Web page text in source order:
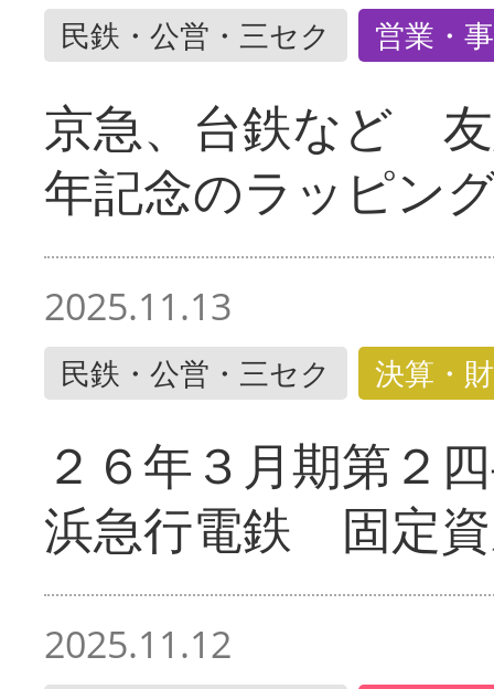
民鉄・公営・三セク 営業・
京急、台鉄など
年記念のラッピン
2025.11.13
民鉄・公営・三セク 決算・
２６年３月期第２
浜急行電鉄 固定
2025.11.12